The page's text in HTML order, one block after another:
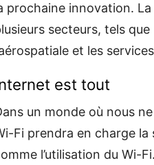
prochaine innovation.
secteurs, tels
et les
est tout
un monde où nous
Fi prendra en charge la
l’utilisation du Wi-